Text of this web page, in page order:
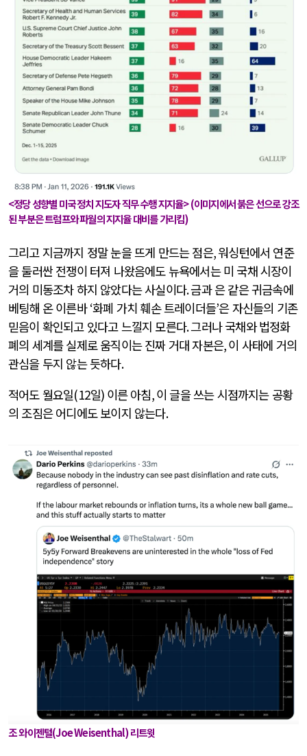
<정당 성향별 미국 정치 지도자 직무 수행 지지율> (이미지에서 붉은 선으로 강조
된 부분은 트럼프와 파월의 지지율 대비를 가리킴)
그리고 지금까지 정말 눈을 뜨게 만드는 점은,워싱턴에서 연준
을 둘러싼 전쟁이 터져 나왔음에도 뉴욕에서는 미 국채 시장이
거의 미동조차 하지 않았다는 사실이다.금과 은 같은 귀금속에
베팅해 온 이른바‘화폐 가치 훼손 트레이더들’은 자신들의 기존
믿음이 확인되고 있다고 느낄지 모른다.그러나 국채와 법정화
폐의 세계를 실제로 움직이는 진짜 거대 자본은,이 사태에 거의
관심을 두지 않는 듯하다.
적어도 월요일(12일) 이른 아침,이 글을 쓰는 시점까지는 공황
의 조짐은 어디에도 보이지 않는다.
조 와이젠털(Joe Weisenthal)리트윗